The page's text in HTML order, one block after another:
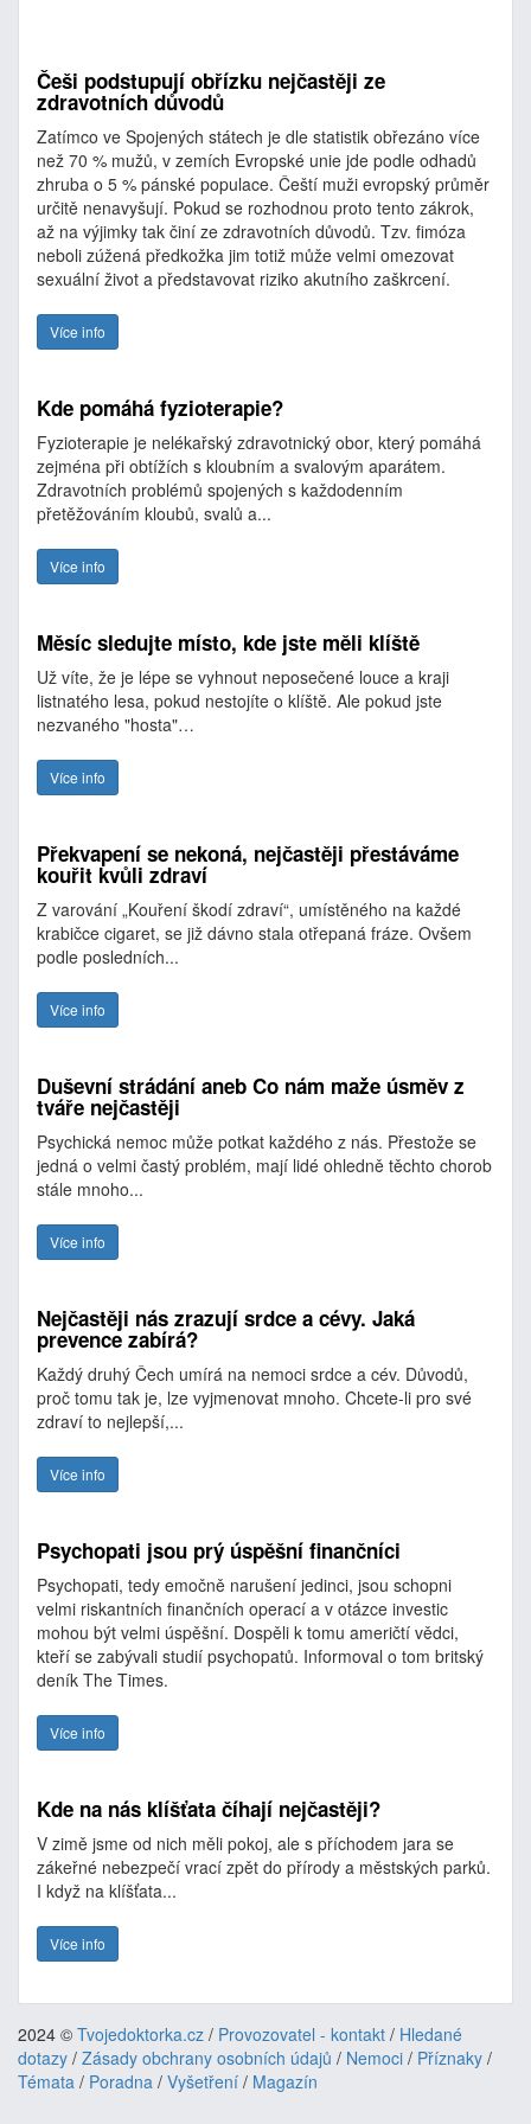
Češi podstupují obřízku nejčastěji ze
zdravotních důvodů
Zatímco ve Spojených státech je dle statistik obřezáno více
než 70 % mužů, v zemích Evropské unie jde podle odhadů
zhruba o 5 % pánské populace. Čeští muži evropský průměr
určitě nenavyšují. Pokud se rozhodnou proto tento zákrok,
až na výjimky tak činí ze zdravotních důvodů. Tzv. fimóza
neboli zúžená předkožka jim totiž může velmi omezovat
sexuální život a představovat riziko akutního zaškrcení.
Více info
Kde pomáhá fyzioterapie?
Fyzioterapie je nelékařský zdravotnický obor, který pomáhá
zejména při obtížích s kloubním a svalovým aparátem.
Zdravotních problémů spojených s každodenním
přetěžováním kloubů, svalů a...
Více info
Měsíc sledujte místo, kde jste měli klíště
Už víte, že je lépe se vyhnout neposečené louce a kraji
listnatého lesa, pokud nestojíte o klíště. Ale pokud jste
nezvaného "hosta"…
Více info
Překvapení se nekoná, nejčastěji přestáváme
kouřit kvůli zdraví
Z varování „Kouření škodí zdraví“, umístěného na každé
krabičce cigaret, se již dávno stala otřepaná fráze. Ovšem
podle posledních...
Více info
Duševní strádání aneb Co nám maže úsměv z
tváře nejčastěji
Psychická nemoc může potkat každého z nás. Přestože se
jedná o velmi častý problém, mají lidé ohledně těchto chorob
stále mnoho...
Více info
Nejčastěji nás zrazují srdce a cévy. Jaká
prevence zabírá?
Každý druhý Čech umírá na nemoci srdce a cév. Důvodů,
proč tomu tak je, lze vyjmenovat mnoho. Chcete-li pro své
zdraví to nejlepší,...
Více info
Psychopati jsou prý úspěšní finančníci
Psychopati, tedy emočně narušení jedinci, jsou schopni
velmi riskantních finančních operací a v otázce investic
mohou být velmi úspěšní. Dospěli k tomu američtí vědci,
kteří se zabývali studií psychopatů. Informoval o tom britský
deník The Times.
Více info
Kde na nás klíšťata číhají nejčastěji?
V zimě jsme od nich měli pokoj, ale s příchodem jara se
zákeřné nebezpečí vrací zpět do přírody a městských parků.
I když na klíšťata...
Více info
2024 © Tvojedoktorka.cz / Provozovatel - kontakt / Hledané
dotazy / Zásady obchrany osobních údajů / Nemoci / Příznaky /
Témata / Poradna / Vyšetření / Magazín